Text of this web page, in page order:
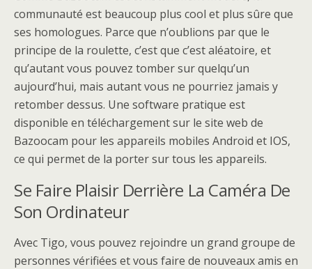
communauté est beaucoup plus cool et plus sûre que
ses homologues. Parce que n’oublions par que le
principe de la roulette, c’est que c’est aléatoire, et
qu’autant vous pouvez tomber sur quelqu’un
aujourd’hui, mais autant vous ne pourriez jamais y
retomber dessus. Une software pratique est
disponible en téléchargement sur le site web de
Bazoocam pour les appareils mobiles Android et IOS,
ce qui permet de la porter sur tous les appareils.
Se Faire Plaisir Derrière La Caméra De
Son Ordinateur
Avec Tigo, vous pouvez rejoindre un grand groupe de
personnes vérifiées et vous faire de nouveaux amis en